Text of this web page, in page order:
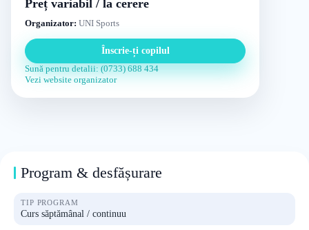
Preț variabil / la cerere
Organizator: UNI Sports
Înscrie-ți copilul
Sună pentru detalii: (0733) 688 434
Vezi website organizator
Program & desfășurare
TIP PROGRAM
Curs săptămânal / continuu